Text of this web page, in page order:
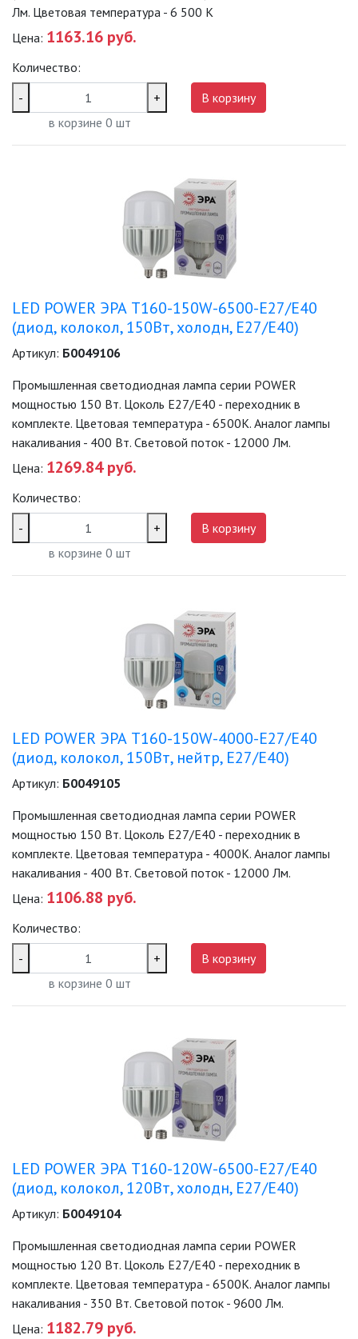
УЛИЧНОЕ ОСВЕЩЕНИЕ НА
СОЛНЕЧНЫХ БАТАРЕЯХ
ФОНТАНЫ
ЭЛЕКТРОУСТАНОВОЧНЫЕ
ИЗДЕЛИЯ
ЭЛЕМЕНТЫ ПИТАНИЯ
ОПЛАТА И ДОСТАВКА
ЗАДАТЬ ВОПРОС
ЗАЯВКА
Лм. Цветовая температура - 6 500 К
Цена: 1163.16 руб.
Количество:
-
+
в корзине 0 шт
В корзину
LED POWER ЭРА T160-150W-6500-E27/E40
(диод, колокол, 150Вт, холодн, E27/E40)
Артикул: Б0049106
Промышленная светодиодная лампа серии POWER
мощностью 150 Вт. Цоколь Е27/E40 - переходник в
комплекте. Цветовая температура - 6500K. Аналог лампы
накаливания - 400 Вт. Световой поток - 12000 Лм.
Цена: 1269.84 руб.
Количество:
-
+
в корзине 0 шт
В корзину
LED POWER ЭРА T160-150W-4000-E27/E40
(диод, колокол, 150Вт, нейтр, E27/E40)
Артикул: Б0049105
Промышленная светодиодная лампа серии POWER
мощностью 150 Вт. Цоколь Е27/E40 - переходник в
комплекте. Цветовая температура - 4000K. Аналог лампы
накаливания - 400 Вт. Световой поток - 12000 Лм.
Цена: 1106.88 руб.
Количество:
-
+
в корзине 0 шт
В корзину
LED POWER ЭРА T160-120W-6500-E27/E40
(диод, колокол, 120Вт, холодн, E27/E40)
Артикул: Б0049104
Промышленная светодиодная лампа серии POWER
мощностью 120 Вт. Цоколь Е27/E40 - переходник в
комплекте. Цветовая температура - 6500K. Аналог лампы
накаливания - 350 Вт. Световой поток - 9600 Лм.
Цена: 1182.79 руб.